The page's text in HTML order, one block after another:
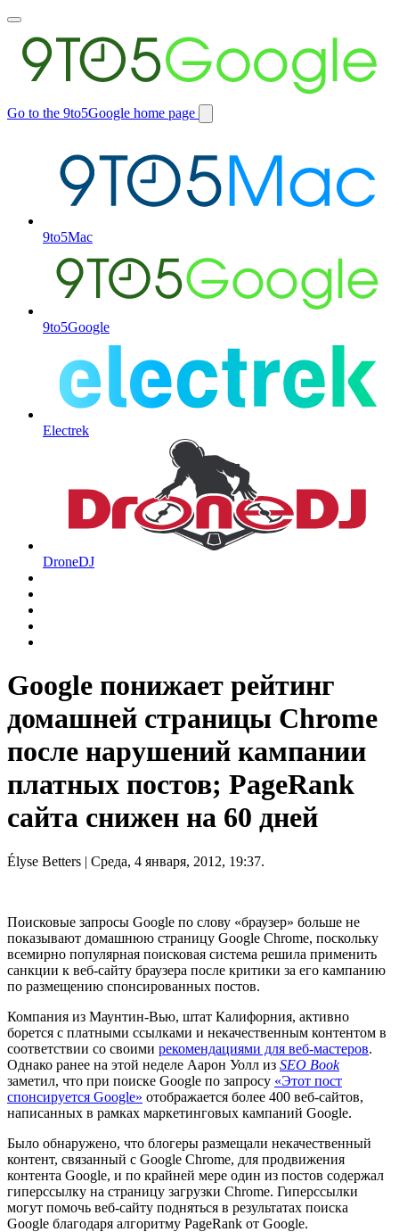
Toggle
main
menu
Go to the 9to5Google home page
Switch
9to5Mac
9to5Google
Electrek
DroneDJ
Google понижает рейтинг
домашней страницы Chrome
после нарушений кампании
платных постов; PageRank
сайта снижен на 60 дней
Élyse Betters | Среда, 4 января, 2012, 19:37.
Поисковые запросы Google по слову «браузер» больше не
показывают домашнюю страницу Google Chrome, поскольку
всемирно популярная поисковая система решила применить
санкции к веб-сайту браузера после критики за его кампанию
по размещению спонсированных постов.
Компания из Маунтин-Вью, штат Калифорния, активно
борется с платными ссылками и некачественным контентом в
соответствии со своими рекомендациями для веб-мастеров.
Однако ранее на этой неделе Аарон Уолл из SEO Book
заметил, что при поиске Google по запросу «Этот пост
спонсируется Google» отображается более 400 веб-сайтов,
написанных в рамках маркетинговых кампаний Google.
Было обнаружено, что блогеры размещали некачественный
контент, связанный с Google Chrome, для продвижения
контента Google, и по крайней мере один из постов содержал
гиперссылку на страницу загрузки Chrome. Гиперссылки
могут помочь веб-сайту подняться в результатах поиска
Google благодаря алгоритму PageRank от Google.